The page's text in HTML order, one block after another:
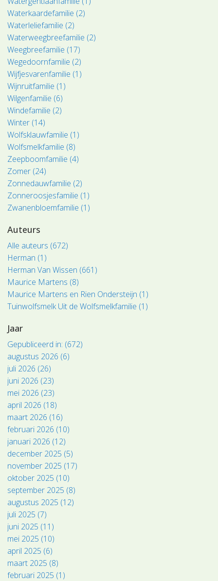
Waterkaardefamilie (2)
Waterleliefamilie (2)
Waterweegbreefamilie (2)
Weegbreefamilie (17)
Wegedoornfamilie (2)
Wijfjesvarenfamilie (1)
Wijnruitfamilie (1)
Wilgenfamilie (6)
Windefamilie (2)
Winter (14)
Wolfsklauwfamilie (1)
Wolfsmelkfamilie (8)
Zeepboomfamilie (4)
Zomer (24)
Zonnedauwfamilie (2)
Zonneroosjesfamilie (1)
Zwanenbloemfamilie (1)
Auteurs
Alle auteurs (672)
Herman (1)
Herman Van Wissen (661)
Maurice Martens (8)
Maurice Martens en Rien Ondersteijn (1)
Tuinwolfsmelk Uit de Wolfsmelkfamilie (1)
Jaar
Gepubliceerd in: (672)
augustus 2026 (6)
juli 2026 (26)
juni 2026 (23)
mei 2026 (23)
april 2026 (18)
maart 2026 (16)
februari 2026 (10)
januari 2026 (12)
december 2025 (5)
november 2025 (17)
oktober 2025 (10)
september 2025 (8)
augustus 2025 (12)
juli 2025 (7)
juni 2025 (11)
mei 2025 (10)
april 2025 (6)
maart 2025 (8)
februari 2025 (1)